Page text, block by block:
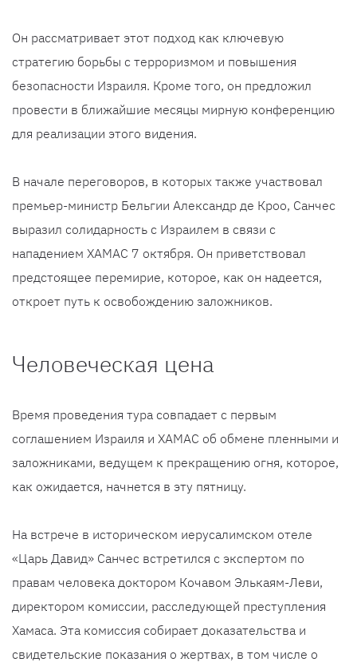
Он рассматривает этот подход как ключевую
стратегию борьбы с терроризмом и повышения
безопасности Израиля. Кроме того, он предложил
провести в ближайшие месяцы мирную конференцию
для реализации этого видения.
В начале переговоров, в которых также участвовал
премьер-министр Бельгии Александр де Кроо, Санчес
выразил солидарность с Израилем в связи с
нападением ХАМАС 7 октября. Он приветствовал
предстоящее перемирие, которое, как он надеется,
откроет путь к освобождению заложников.
Человеческая цена
Время проведения тура совпадает с первым
соглашением Израиля и ХАМАС об обмене пленными и
заложниками, ведущем к прекращению огня, которое,
как ожидается, начнется в эту пятницу.
На встрече в историческом иерусалимском отеле
«Царь Давид» Санчес встретился с экспертом по
правам человека доктором Кочавом Элькаям-Леви,
директором комиссии, расследующей преступления
Хамаса. Эта комиссия собирает доказательства и
свидетельские показания о жертвах, в том числе о